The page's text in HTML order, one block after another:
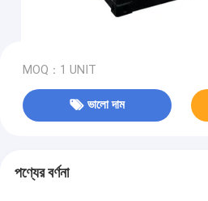
MOQ：1 UNIT
ভালো দাম
পণ্যের বর্ণনা